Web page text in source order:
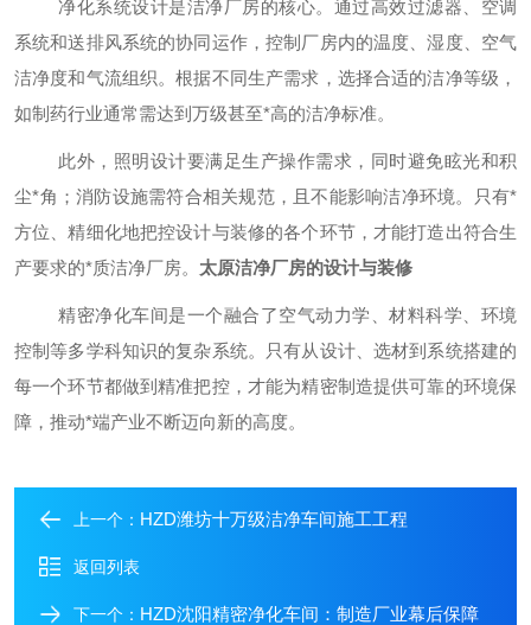
净化系统设计是洁净厂房的核心。通过高效过滤器、空调
系统和送排风系统的协同运作，控制厂房内的温度、湿度、空气
洁净度和气流组织。根据不同生产需求，选择合适的洁净等级，
如制药行业通常需达到万级甚至*高的洁净标准。
此外，照明设计要满足生产操作需求，同时避免眩光和积
尘*角；消防设施需符合相关规范，且不能影响洁净环境。只有*
方位、精细化地把控设计与装修的各个环节，才能打造出符合生
产要求的*质洁净厂房。 太原洁净厂房的设计与装修
精密净化车间是一个融合了空气动力学、材料科学、环境
控制等多学科知识的复杂系统。只有从设计、选材到系统搭建的
每一个环节都做到精准把控，才能为精密制造提供可靠的环境保
障，推动*端产业不断迈向新的高度。
上一个： HZD潍坊十万级洁净车间施工工程
返回列表
下一个： HZD沈阳精密净化车间：制造厂业幕后保障